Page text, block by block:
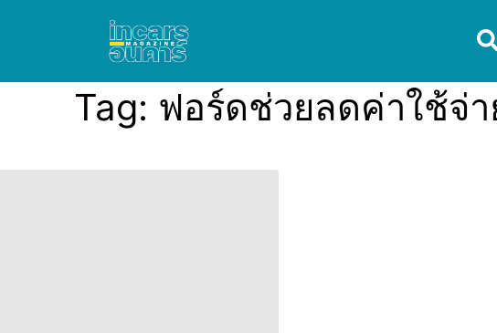
Tag: ฟอร์ดช่วยลดค่าใช้จ่